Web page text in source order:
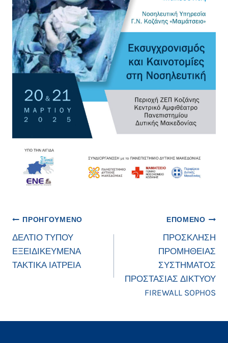
Πλοήγηση
άρθρων
ΠΡΟΗΓΟΎΜΕΝΟ
ΔΕΛΤΙΟ ΤΥΠΟΥ
ΕΞΕΙΔΙΚΕΥΜΕΝΑ
ΤΑΚΤΙΚΑ ΙΑΤΡΕΙΑ
ΕΠΌΜΕΝΟ
ΠΡΟΣΚΛΗΣΗ
ΠΡΟΜΗΘΕΙΑΣ
ΣΥΣΤΗΜΑΤΟΣ
ΠΡΟΣΤΑΣΙΑΣ ΔΙΚΤΥΟΥ
FIREWALL SOPHOS